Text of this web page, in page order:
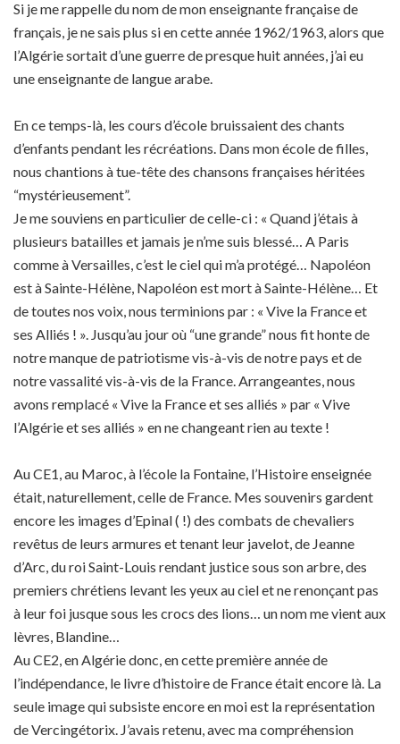
Si je me rappelle du nom de mon enseignante française de
français, je ne sais plus si en cette année 1962/1963, alors que
l’Algérie sortait d’une guerre de presque huit années, j’ai eu
une enseignante de langue arabe.
En ce temps-là, les cours d’école bruissaient des chants
d’enfants pendant les récréations. Dans mon école de filles,
nous chantions à tue-tête des chansons françaises héritées
“mystérieusement”.
Je me souviens en particulier de celle-ci : « Quand j’étais à
plusieurs batailles et jamais je n’me suis blessé… A Paris
comme à Versailles, c’est le ciel qui m’a protégé… Napoléon
est à Sainte-Hélène, Napoléon est mort à Sainte-Hélène… Et
de toutes nos voix, nous terminions par : « Vive la France et
ses Alliés ! ». Jusqu’au jour où “une grande” nous fit honte de
notre manque de patriotisme vis-à-vis de notre pays et de
notre vassalité vis-à-vis de la France. Arrangeantes, nous
avons remplacé « Vive la France et ses alliés » par « Vive
l’Algérie et ses alliés » en ne changeant rien au texte !
Au CE1, au Maroc, à l’école la Fontaine, l’Histoire enseignée
était, naturellement, celle de France. Mes souvenirs gardent
encore les images d’Epinal ( !) des combats de chevaliers
revêtus de leurs armures et tenant leur javelot, de Jeanne
d’Arc, du roi Saint-Louis rendant justice sous son arbre, des
premiers chrétiens levant les yeux au ciel et ne renonçant pas
à leur foi jusque sous les crocs des lions… un nom me vient aux
lèvres, Blandine…
Au CE2, en Algérie donc, en cette première année de
l’indépendance, le livre d’histoire de France était encore là. La
seule image qui subsiste encore en moi est la représentation
de Vercingétorix. J’avais retenu, avec ma compréhension